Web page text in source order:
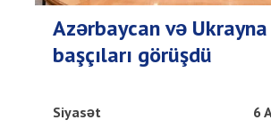
Azərbaycan və Ukrayna
başçıları görüşdü
Siyasət 6